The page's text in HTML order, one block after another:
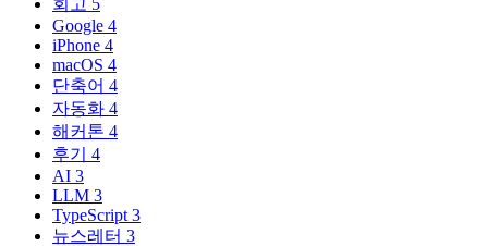
회고 5
Google 4
iPhone 4
macOS 4
단축어 4
자동화 4
해커톤 4
후기
4
AI 3
LLM 3
TypeScript 3
뉴스레터 3